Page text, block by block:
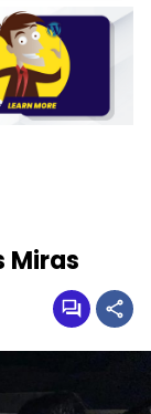
Miras